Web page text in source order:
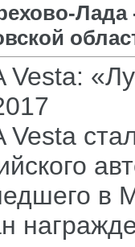
Vesta:
Vesta
в